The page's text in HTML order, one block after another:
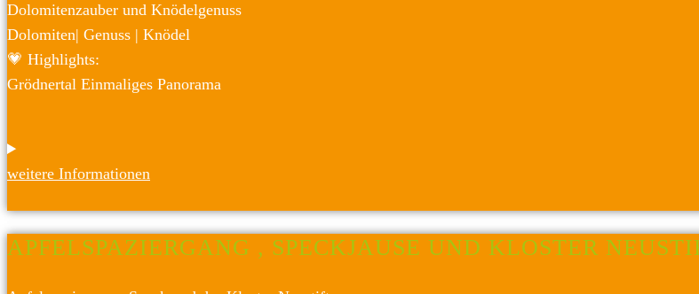
Dolomitenzauber und Knödelgenuss
Dolomiten| Genuss | Knödel
💗 Highlights:
Grödnertal Einmaliges Panorama
weitere Informationen
APFELSPAZIERGANG , SPECKJAUSE UND KLOSTER